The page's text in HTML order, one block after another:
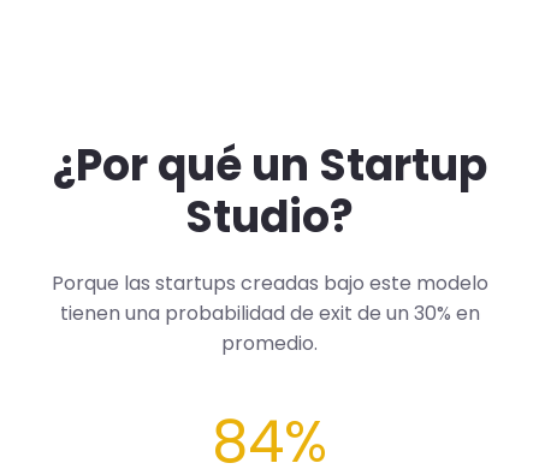
¿Por qué un Startup
Studio?
Porque las startups creadas bajo este modelo
tienen una probabilidad de exit de un 30% en
promedio.
84%